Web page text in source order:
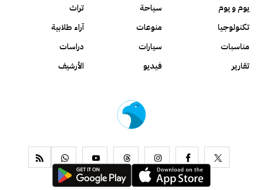
يوم و يوم
سياحة
تراث
تكنولوجيا
منوعات
آراء طلابية
مناسبات
سيارات
دراسات
تقارير
فيديو الأرشيف